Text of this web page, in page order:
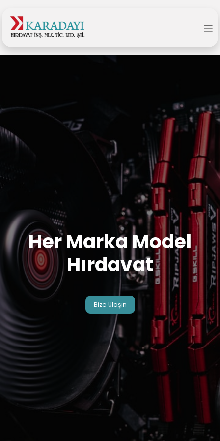
Her Marka Model
Hırdavat
Bize Ulaşın